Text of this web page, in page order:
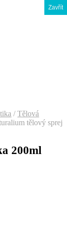
/ Tělová
tělový sprej
200ml
Zavřít